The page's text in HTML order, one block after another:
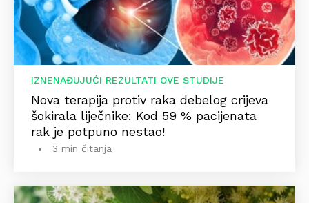
IZNENAĐUJUĆI REZULTATI OVE STUDIJE
Nova terapija protiv raka debelog crijeva
šokirala liječnike: Kod 59 % pacijenata
rak je potpuno nestao!
3 min čitanja